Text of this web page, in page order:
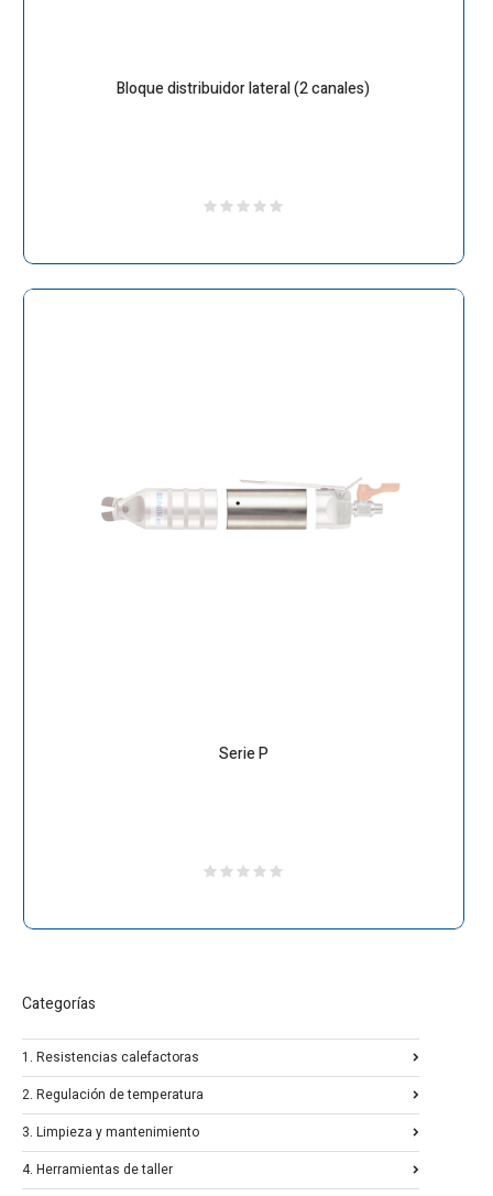
Bloque distribuidor lateral (2 canales)
Serie P
Categorías
1. Resistencias calefactoras
2. Regulación de temperatura
3. Limpieza y mantenimiento
4. Herramientas de taller